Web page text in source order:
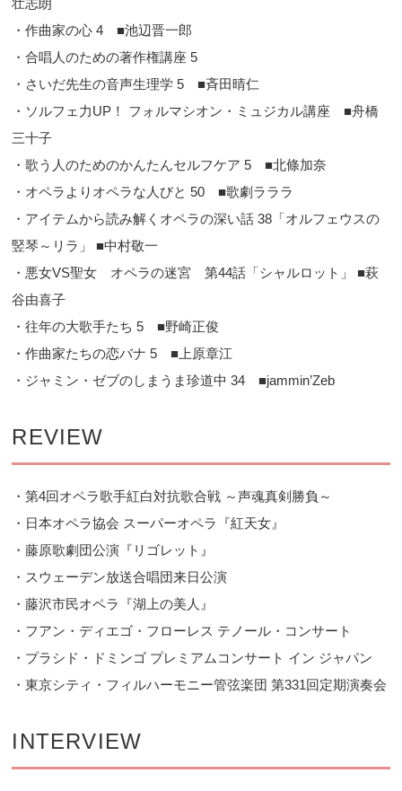
・作曲家の心 4 ■池辺晋一郎
・合唱人のための著作権講座 5
・さいだ先生の音声生理学 5 ■斉田晴仁
・ソルフェ力UP！ フォルマシオン・ミュジカル講座 ■舟橋
三十子
・歌う人のためのかんたんセルフケア 5 ■北條加奈
・オペラよりオペラな人びと 50 ■歌劇ラララ
・アイテムから読み解くオペラの深い話 38「オルフェウスの
竪琴～リラ」 ■中村敬一
・悪女VS聖女 オペラの迷宮 第44話「シャルロット」 ■萩
谷由喜子
・往年の大歌手たち 5 ■野崎正俊
・作曲家たちの恋バナ 5 ■上原章江
・ジャミン・ゼブのしまうま珍道中 34 ■jammin’Zeb
REVIEW
・第4回オペラ歌手紅白対抗歌合戦 ～声魂真剣勝負～
・日本オペラ協会 スーパーオペラ『紅天女』
・藤原歌劇団公演『リゴレット』
・スウェーデン放送合唱団来日公演
・藤沢市民オペラ『湖上の美人』
・フアン・ディエゴ・フローレス テノール・コンサート
・プラシド・ドミンゴ プレミアムコンサート イン ジャパン
・東京シティ・フィルハーモニー管弦楽団 第331回定期演奏会
INTERVIEW